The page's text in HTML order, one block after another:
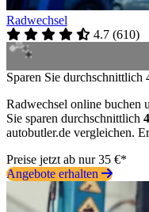
Radwechsel
4.7 (610)
Sparen Sie durchschnittlich
Radwechsel online buchen
Sie sparen durchschnittlich
autobutler.de vergleichen.
Preise jetzt ab nur 35 €*
Angebote erhalten